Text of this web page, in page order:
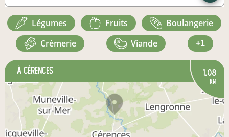
légumes fruits
boulangerie
crèmerie
viande +1
à Cérences 1,08
km